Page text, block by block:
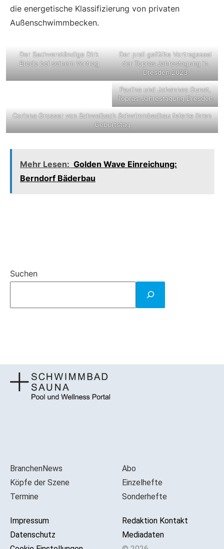
die energetische Klassifizierung von privaten
Außenschwimmbecken.
Der Sachverständige Dirk
Brede bei seinem Vortrag
Der prall gefüllte Vortragssaal
der Topras Jahrestagung in
Dresden 2023
Paulina und Johannes Gunst,
Topras-Jahrestagung Dresden
Corinna Grosser von Schwalbach Schwimmbadbau feierte Ihren
Geburtstag
Mehr Lesen: Golden Wave Einreichung:
Berndorf Bäderbau
Suchen
BranchenNews
Köpfe der Szene
Termine
Impressum
Datenschutz
Abo
Einzelhefte
Sonderhefte
Redaktion Kontakt
Mediadaten